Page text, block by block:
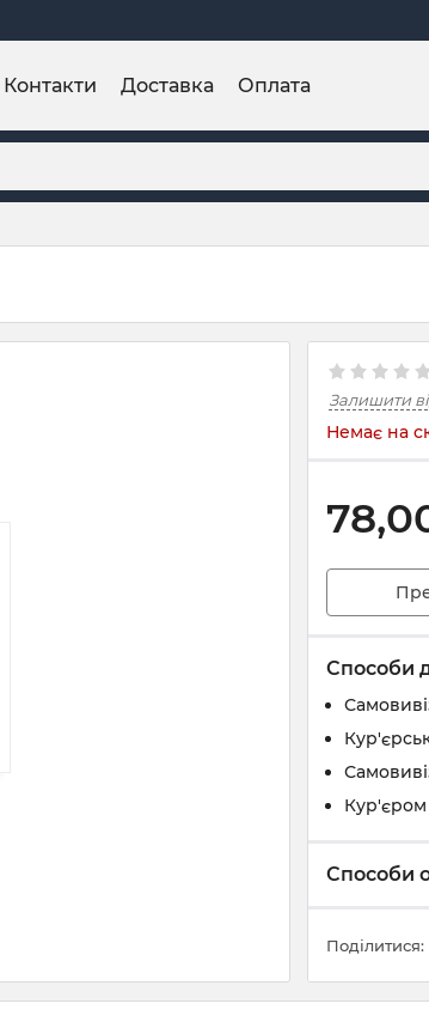
Контакти Доставка Оплата
Залишити
Немає на
Способи
Способи
Поділитися: